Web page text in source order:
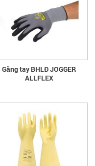
Găng tay BHLĐ JOGGER
ALLFLEX